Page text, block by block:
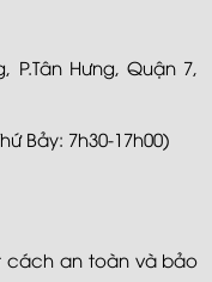
P.Tân Hưng, Quận 7,
Bảy: 7h30-17h00)
cách an toàn và bảo